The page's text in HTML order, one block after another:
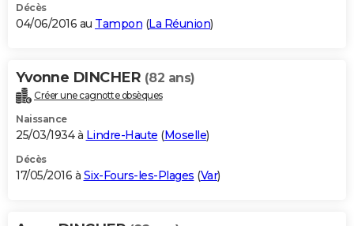
Décès
04/06/2016 au Tampon (La Réunion)
Yvonne DINCHER (82 ans)
Créer une cagnotte obsèques
Naissance
25/03/1934 à Lindre-Haute (Moselle)
Décès
17/05/2016 à Six-Fours-les-Plages (Var)